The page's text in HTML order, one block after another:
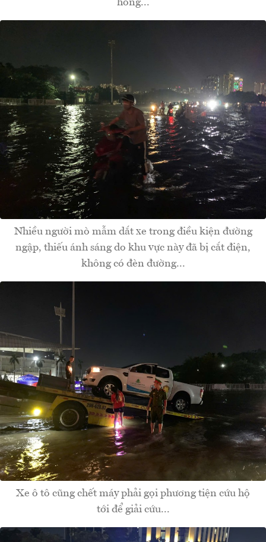
hỏng...
Nhiều người mò mẫm dắt xe trong điều kiện đường
ngập, thiếu ánh sáng do khu vực này đã bị cắt điện,
không có đèn đường...
Xe ô tô cũng chết máy phải gọi phương tiện cứu hộ
tới để giải cứu...